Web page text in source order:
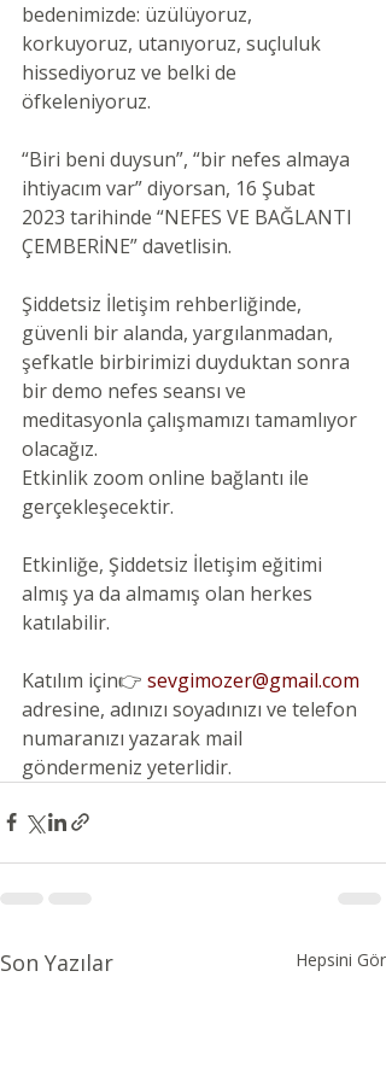
bedenimizde: üzülüyoruz,
korkuyoruz, utanıyoruz, suçluluk
hissediyoruz ve belki de
öfkeleniyoruz.
“Biri beni duysun”, “bir nefes almaya
ihtiyacım var” diyorsan, 16 Şubat
2023 tarihinde “NEFES VE BAĞLANTI
ÇEMBERİNE” davetlisin.
Şiddetsiz İletişim rehberliğinde,
güvenli bir alanda, yargılanmadan,
şefkatle birbirimizi duyduktan sonra
bir demo nefes seansı ve
meditasyonla çalışmamızı tamamlıyor
olacağız.
Etkinlik zoom online bağlantı ile
gerçekleşecektir.
Etkinliğe, Şiddetsiz İletişim eğitimi
almış ya da almamış olan herkes
katılabilir.
Katılım için👉 sevgimozer@gmail.com
adresine, adınızı soyadınızı ve telefon
numaranızı yazarak mail
göndermeniz yeterlidir.
Son Yazılar Hepsini Gör